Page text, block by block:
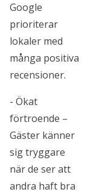
Google
prioriterar
lokaler med
många positiva
recensioner.
- Ökat
förtroende –
Gäster känner
sig tryggare
när de ser att
andra haft bra